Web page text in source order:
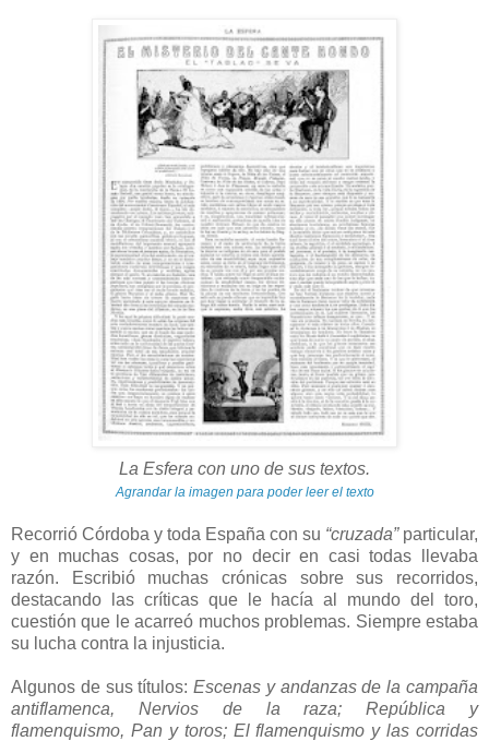
La Esfera con uno de sus textos.
Agrandar la imagen para poder leer el texto
Recorrió Córdoba y toda España con su “cruzada”particular,
y en muchas cosas, por no decir en casi todas llevaba
razón. Escribió muchas crónicas sobre sus recorridos,
destacando las críticas que le hacía al mundo del toro,
cuestión que le acarreó muchos problemas. Siempre estaba
su lucha contra la injusticia.
Algunos de sus títulos:Escenas y andanzas de la campaña
antiflamenca, Nervios de la raza; República y
flamenquismo, Pan y toros; El flamenquismo y las corridas